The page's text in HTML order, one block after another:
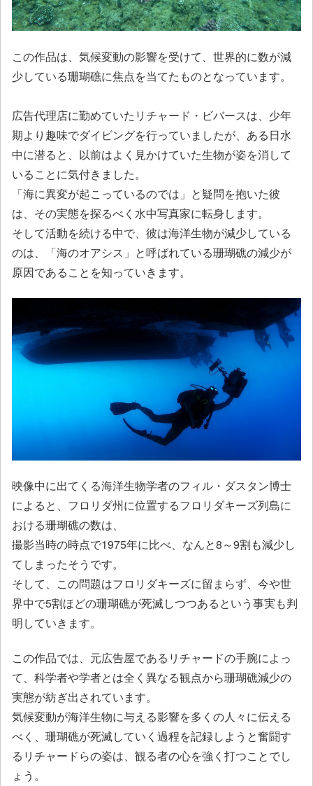
この作品は、気候変動の影響を受けて、世界的に数が減
少している珊瑚礁に焦点を当てたものとなっています。
広告代理店に勤めていたリチャード・ビバースは、少年
期より趣味でダイビングを行っていましたが、ある日水
中に潜ると、以前はよく見かけていた生物が姿を消して
いることに気付きました。
「海に異変が起こっているのでは」と疑問を抱いた彼
は、その実態を探るべく水中写真家に転身します。
そして活動を続ける中で、彼は海洋生物が減少している
のは、「海のオアシス」と呼ばれている珊瑚礁の減少が
原因であることを知っていきます。
映像中に出てくる海洋生物学者のフィル・ダスタン博士
によると、フロリダ州に位置するフロリダキーズ列島に
おける珊瑚礁の数は、
撮影当時の時点で1975年に比べ、なんと8～9割も減少し
てしまったそうです。
そして、この問題はフロリダキーズに留まらず、今や世
界中で5割ほどの珊瑚礁が死滅しつつあるという事実も判
明していきます。
この作品では、元広告屋であるリチャードの手腕によっ
て、科学者や学者とは全く異なる観点から珊瑚礁減少の
実態が紡ぎ出されています。
気候変動が海洋生物に与える影響を多くの人々に伝える
べく、珊瑚礁が死滅していく過程を記録しようと奮闘す
るリチャードらの姿は、観る者の心を強く打つことでし
ょう。